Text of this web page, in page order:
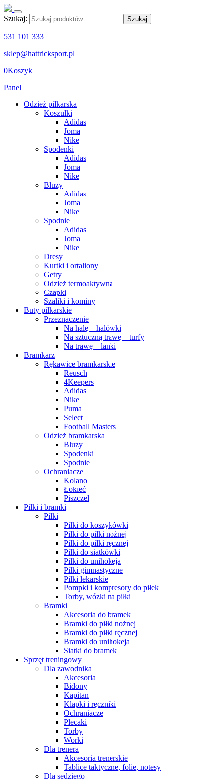
Szukaj: Szukaj
531 101 333
sklep@hattricksport.pl
0Koszyk
Panel
Odzież piłkarska
Koszulki
Adidas
Joma
Nike
Spodenki
Adidas
Joma
Nike
Bluzy
Adidas
Joma
Nike
Spodnie
Adidas
Joma
Nike
Dresy
Kurtki i ortaliony
Getry
Odzież termoaktywna
Czapki
Szaliki i kominy
Buty piłkarskie
Przeznaczenie
Na halę – halówki
Na sztuczną trawę – turfy
Na trawę – lanki
Bramkarz
Rękawice bramkarskie
Reusch
4Keepers
Adidas
Nike
Puma
Select
Football Masters
Odzież bramkarska
Bluzy
Spodenki
Spodnie
Ochraniacze
Kolano
Łokieć
Piszczel
Piłki i bramki
Piłki
Piłki do koszykówki
Piłki do piłki nożnej
Piłki do piłki ręcznej
Piłki do siatkówki
Piłki do unihokeja
Piłki gimnastyczne
Piłki lekarskie
Pompki i kompresory do piłek
Torby, wózki na piłki
Bramki
Akcesoria do bramek
Bramki do piłki nożnej
Bramki do piłki ręcznej
Bramki do unihokeja
Siatki do bramek
Sprzęt treningowy
Dla zawodnika
Akcesoria
Bidony
Kapitan
Klapki i ręczniki
Ochraniacze
Plecaki
Torby
Worki
Dla trenera
Akcesoria trenerskie
Tablice taktyczne, folie, notesy
Dla sędziego